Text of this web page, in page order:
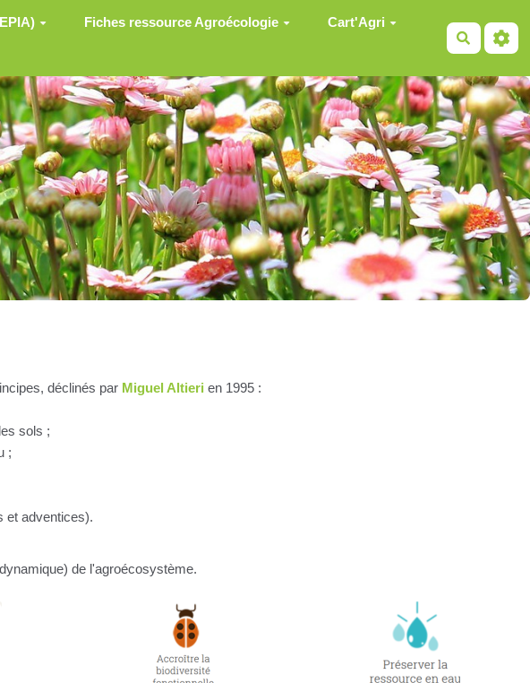
Fiches ressource Agroécologie Cart'Agri
déclinés par Miguel Altieri en 1995 :
sols ;
;
et adventices).
de l'agroécosystème.